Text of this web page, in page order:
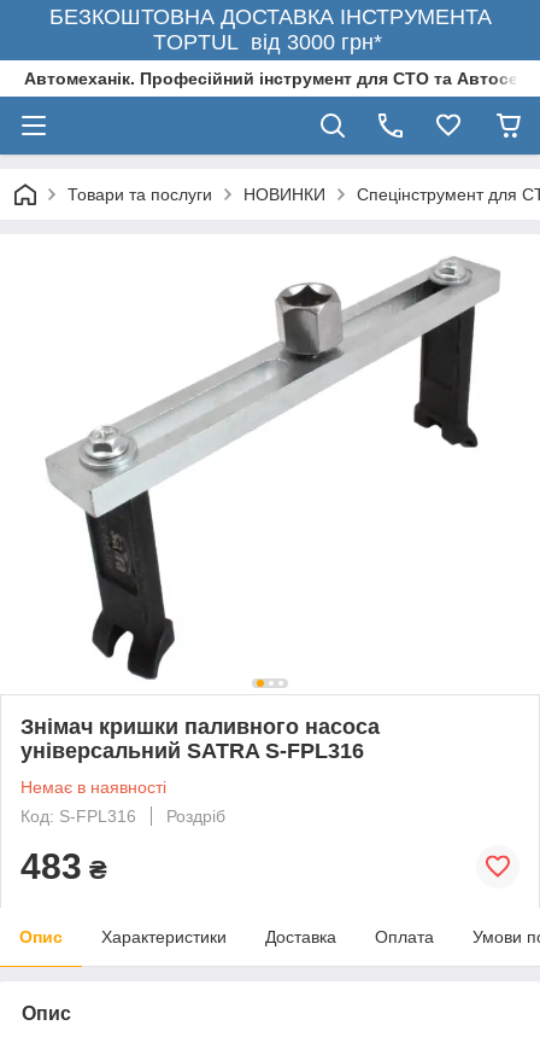
БЕЗКОШТОВНА ДОСТАВКА ІНСТРУМЕНТА
TOPTUL від 3000 грн*
Автомеханік. Професійний інструмент для СТО та
Товари та послуги НОВИНКИ Спецінструмент для
Знімач кришки паливного насоса
універсальний SATRA S-FPL316
Немає в наявності
Код: S-FPL316
Роздріб
483 ₴
Опис Характеристики Доставка Оплата Умови
Опис